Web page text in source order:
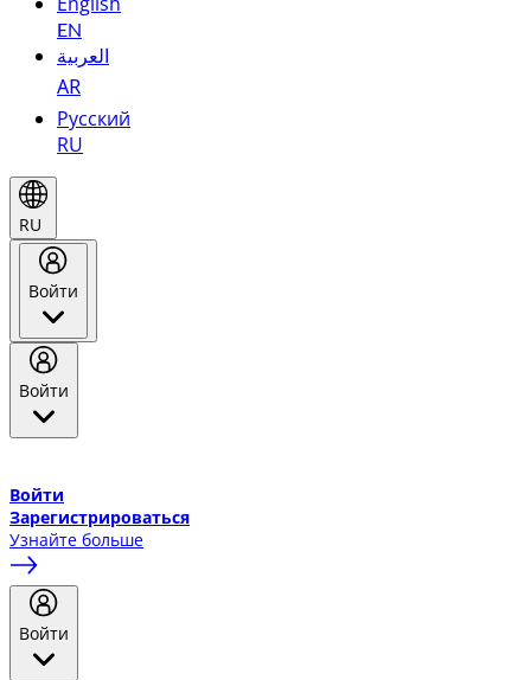
EN
العربية
AR
Русский
RU
RU
Войти
Войти
Войти
Зарегистрироваться
Узнайте больше
Войти